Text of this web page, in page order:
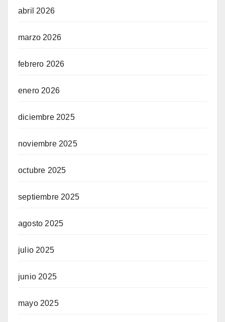
abril 2026
marzo 2026
febrero 2026
enero 2026
diciembre 2025
noviembre 2025
octubre 2025
septiembre 2025
agosto 2025
julio 2025
junio 2025
mayo 2025